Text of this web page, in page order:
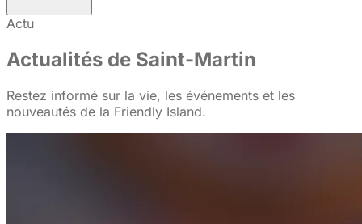
Météo & meilleure période
téléphone Conseils pour un premier voyage
Actu
Actualités de Saint-Martin
Restez informé sur la vie, les événements et les
nouveautés de la Friendly Island.